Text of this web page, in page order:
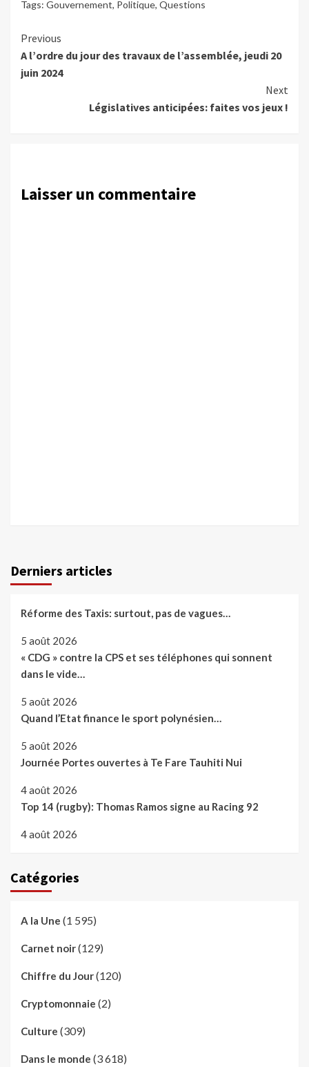
Tags: Gouvernement, Politique, Questions
Continue
Reading
Previous
A l’ordre du jour des travaux de l’assemblée, jeudi 20
juin 2024
Next
Législatives anticipées: faites vos jeux !
Laisser un commentaire
Derniers articles
Réforme des Taxis: surtout, pas de vagues…
5 août 2026
« CDG » contre la CPS et ses téléphones qui sonnent
dans le vide…
5 août 2026
Quand l’Etat finance le sport polynésien…
5 août 2026
Journée Portes ouvertes à Te Fare Tauhiti Nui
4 août 2026
Top 14 (rugby): Thomas Ramos signe au Racing 92
4 août 2026
Catégories
A la Une (1 595)
Carnet noir(129)
Chiffre du Jour(120)
Cryptomonnaie (2)
Culture (309)
Dans le monde (3 618)